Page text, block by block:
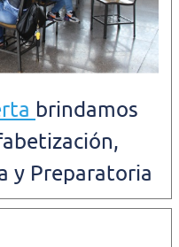
brindamos
y Preparatoria